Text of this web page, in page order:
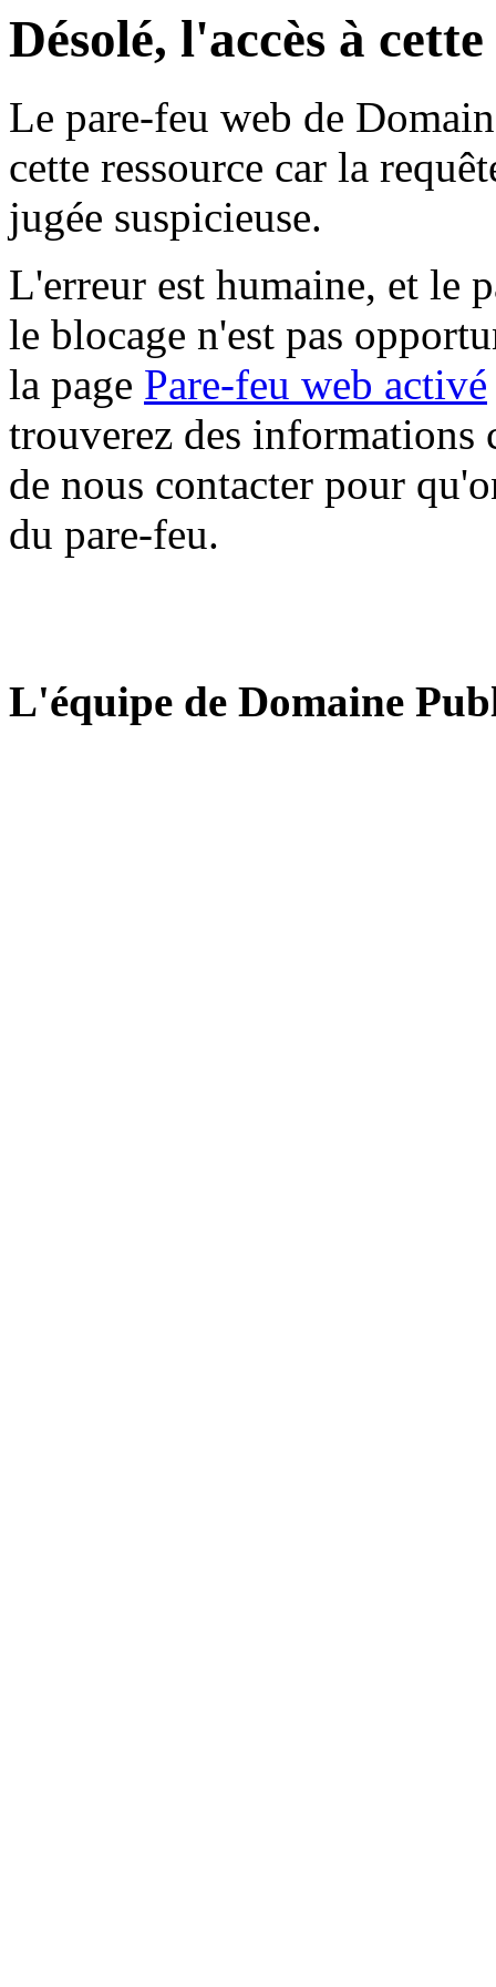
Désolé, l'accès à
Le pare-feu web de
cette ressource car la
jugée suspicieuse.
L'erreur est humaine, et le
le blocage n'est pas
la page Pare-feu web activé
trouverez des informations
de nous contacter pour
du pare-feu.
L'équipe de Domaine